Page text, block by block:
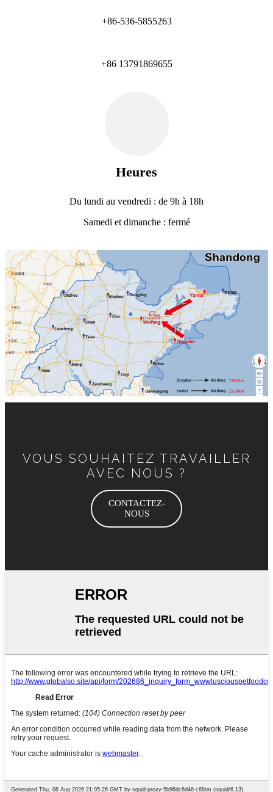
+86-536-5855263
+86 13791869655
Heures
Du lundi au vendredi : de 9h à 18h
Samedi et dimanche : fermé
VOUS SOUHAITEZ TRAVAILLER
AVEC NOUS ?
CONTACTEZ-
NOUS